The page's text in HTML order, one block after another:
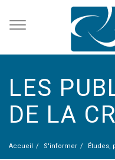
LES
DE LA
Accueil S'informer Études,